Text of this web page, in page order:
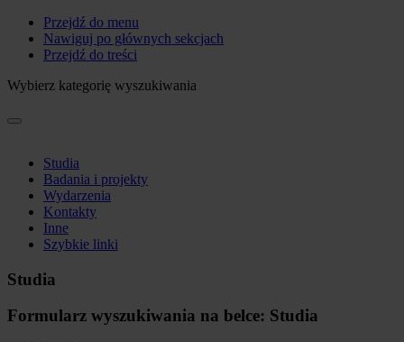
Przejdź do menu
Nawiguj po głównych sekcjach
Przejdź do treści
Wybierz kategorię wyszukiwania
Studia
Badania i projekty
Wydarzenia
Kontakty
Inne
Szybkie linki
Studia
Formularz wyszukiwania na belce: Studia